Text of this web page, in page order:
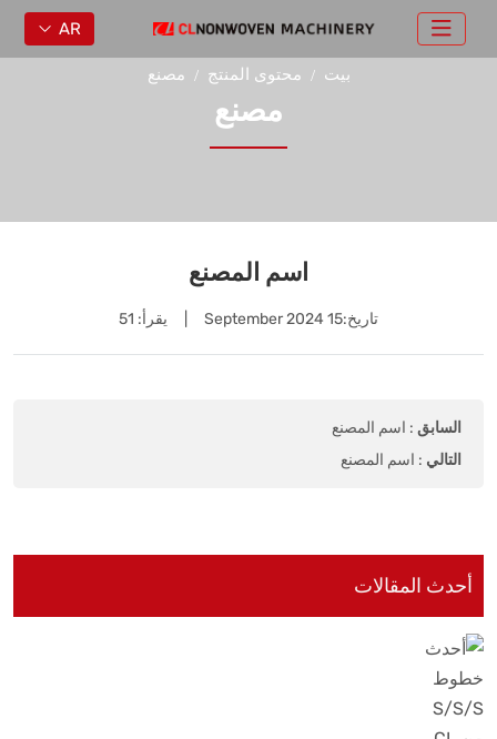
AR
بيت محتوى المنتج مصنع
مصنع
اسم المصنع
تاريخ:15 September 2024 يقرأ: 51
السابق : اسم المصنع
التالي : اسم المصنع
أحدث المقالات